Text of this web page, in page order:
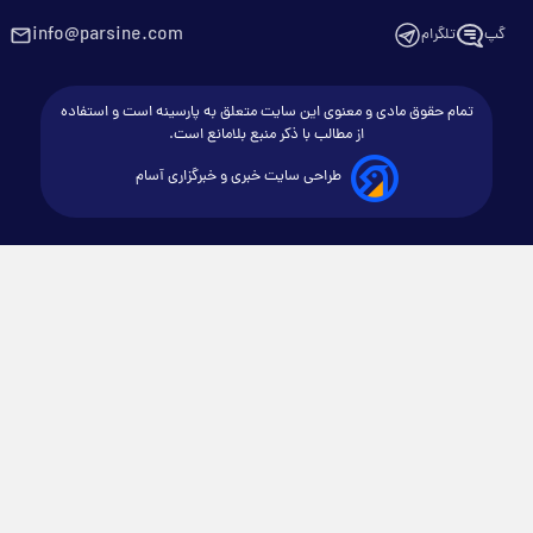
گپ تلگرام info@parsine.com
تمام حقوق مادی و معنوی این سایت متعلق به پارسینه است و استفاده
از مطالب با ذکر منبع بلامانع است.
طراحی سایت خبری و خبرگزاری آسام